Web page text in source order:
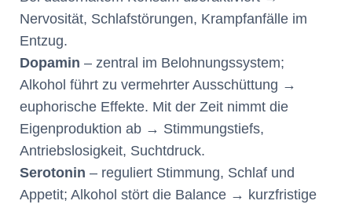
Nervosität, Schlafstörungen, Krampfanfälle im
Entzug.
Dopamin – zentral im Belohnungssystem;
Alkohol führt zu vermehrter Ausschüttung →
euphorische Effekte. Mit der Zeit nimmt die
Eigenproduktion ab → Stimmungstiefs,
Antriebslosigkeit, Suchtdruck.
Serotonin – reguliert Stimmung, Schlaf und
Appetit; Alkohol stört die Balance → kurzfristige